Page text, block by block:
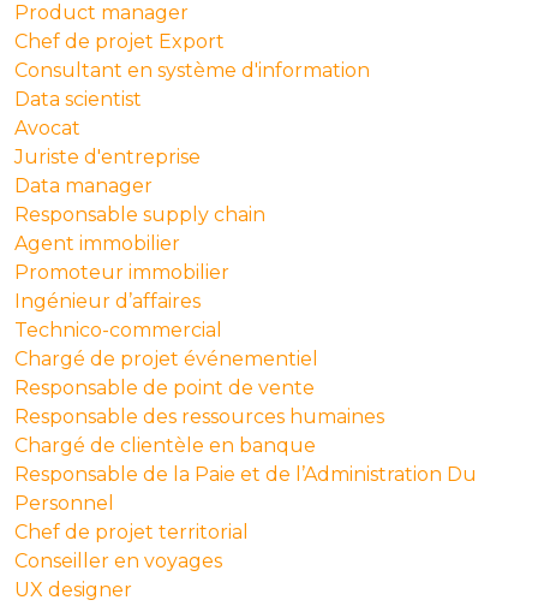
Product manager
Chef de projet Export
Consultant en système d'information
Data scientist
Avocat
Juriste d'entreprise
Data manager
Responsable supply chain
Agent immobilier
Promoteur immobilier
Ingénieur d’affaires
Technico-commercial
Chargé de projet événementiel
Responsable de point de vente
Responsable des ressources humaines
Chargé de clientèle en banque
Responsable de la Paie et de l’Administration Du
Personnel
Chef de projet territorial
Conseiller en voyages
UX designer